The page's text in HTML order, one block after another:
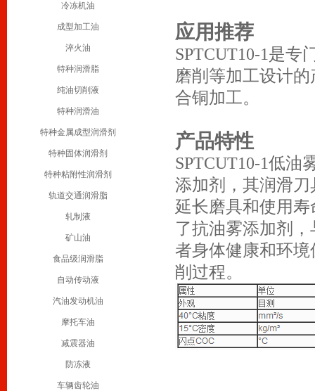
冷冻机油
成型加工油
淬火油
特种润滑脂
纯油切削液
特种润滑油
特种金属成型润滑剂
特种固体润滑剂
特种粘附性润滑剂
轨道交通润滑脂
轧制液
矿山油
食品级润滑脂
自动传动液
汽油发动机油
摩托车油
减震器油
防冻液
车辆齿轮油
应用推荐
SPTCUT10-1是专
磨削等加工设计
合铜加工。
产品特性
SPTCUT10-1低油
添加剂，其润滑
延长磨具和使用
了抗油雾添加剂
者身体健康和环
削过程。